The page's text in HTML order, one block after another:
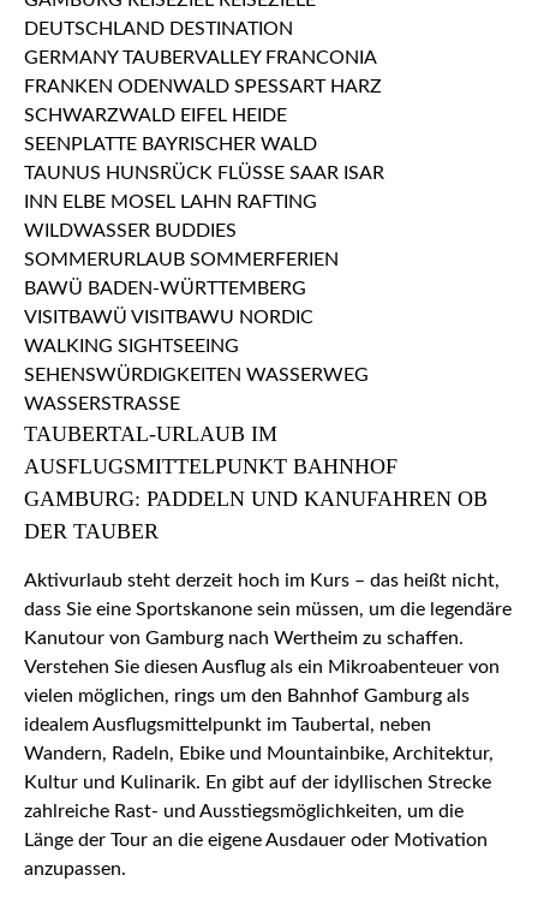
TAUBERTAL-URLAUB IM
AUSFLUGSMITTELPUNKT BAHNHOF
GAMBURG: PADDELN UND KANUFAHREN OB
DER TAUBER
Aktivurlaub steht derzeit hoch im Kurs – das heißt nicht,
dass Sie eine Sportskanone sein müssen, um die legendäre
Kanutour von Gamburg nach Wertheim zu schaffen.
Verstehen Sie diesen Ausflug als ein Mikroabenteuer von
vielen möglichen, rings um den Bahnhof Gamburg als
idealem Ausflugsmittelpunkt im Taubertal, neben
Wandern, Radeln, Ebike und Mountainbike, Architektur,
Kultur und Kulinarik. En gibt auf der idyllischen Strecke
zahlreiche Rast- und Ausstiegsmöglichkeiten, um die
Länge der Tour an die eigene Ausdauer oder Motivation
anzupassen.